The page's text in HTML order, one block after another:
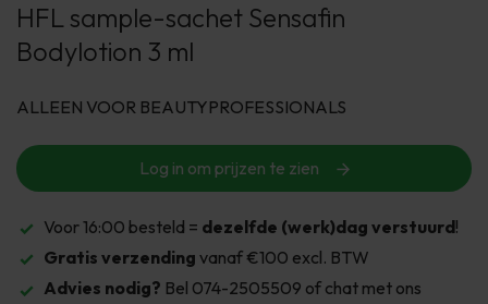
HFL sample-sachet Sensafin
Bodylotion 3 ml
ALLEEN VOOR BEAUTYPROFESSIONALS
Log in om prijzen te zien
Voor 16:00 besteld = dezelfde (werk)dag verstuurd!
Gratis verzending vanaf €100 excl. BTW
Advies nodig? Bel 074-2505509 of chat met ons